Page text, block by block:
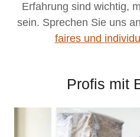
Erfahrung sind wichtig,
sein. Sprechen Sie uns
faires und
Profis mit